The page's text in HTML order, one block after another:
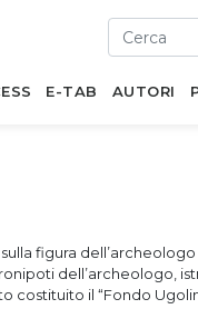
E-TAB AUTORI
figura
dell’archeologo,
costituito il “Fondo